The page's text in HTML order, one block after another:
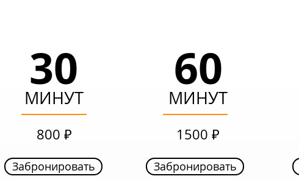
МИНУТ
30
Забронировать
60
МИНУТ
Забронировать
МИНУТ
30
800 ₽
Забронировать
60
МИНУТ
1500 ₽
Забронировать